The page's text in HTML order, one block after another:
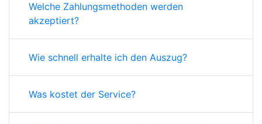
Welche Zahlungsmethoden werden
akzeptiert?
Wie schnell erhalte ich den Auszug?
Was kostet der Service?